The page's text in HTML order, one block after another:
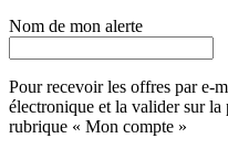
Nom de mon alerte
Pour recevoir les offres par e-
électronique et la valider sur la
rubrique « Mon compte »